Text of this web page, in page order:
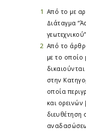
Από το με
Διάταγμα
Από το
με το οποίο
στην
οποία
και
διευθέτηση